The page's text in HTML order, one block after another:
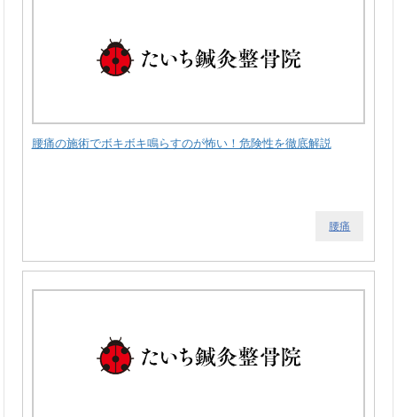
腰痛の施術でボキボキ鳴らすのが怖い！危険性を徹底解説
腰痛